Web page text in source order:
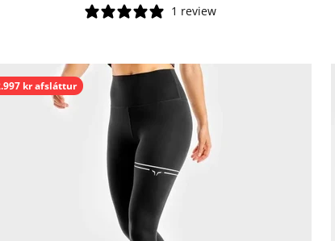
1 review
kr afsláttur